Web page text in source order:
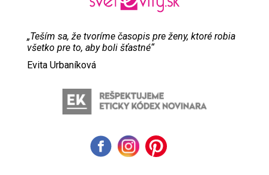
„Teším sa, že tvoríme časopis pre ženy, ktoré robia
všetko pre to, aby boli šťastné“
Evita Urbaníková